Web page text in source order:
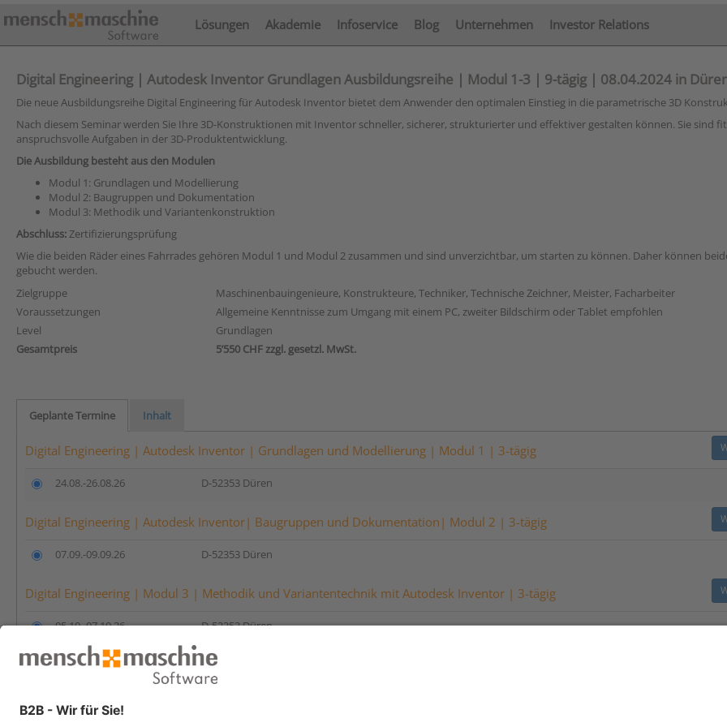
Lösungen Akademie Infoservice Blog Unternehmen Investor Relations
Digital Engineering | Autodesk Inventor Grundlagen Ausbildungsreihe | Modul 1-3 | 9-tägig | 08.04.2024 in
Die neue Ausbildungsreihe Digital Engineering für Autodesk Inventor bietet dem Anwender den optimalen Einstieg in die parametrische 3D
Nach diesem Seminar werden Sie Ihre 3D-Konstruktionen mit Inventor schneller, sicherer, strukturierter und effektiver gestalten können. Sie sind
anspruchsvolle Aufgaben in der 3D-Produktentwicklung.
Die Ausbildung besteht aus den Modulen
Modul 1: Grundlagen und Modellierung
Modul 2: Baugruppen und Dokumentation
Modul 3: Methodik und Variantenkonstruktion
Abschluss:Zertifizierungsprüfung
Wie die beiden Räder eines Fahrrades gehören Modul 1 und Modul 2 zusammen und sind unverzichtbar, um starten zu können. Daher können
gebucht werden.
Zielgruppe
Maschinenbauingenieure, Konstrukteure, Techniker, Technische Zeichner, Meister, Facharbeiter
Voraussetzungen
Allgemeine Kenntnisse zum Umgang mit einem PC, zweiter Bildschirm oder Tablet empfohlen
Level
Grundlagen
Gesamtpreis
5’550 CHF zzgl. gesetzl. MwSt.
Geplante Termine Inhalt
Digital Engineering | Autodesk Inventor | Grundlagen und Modellierung | Modul 1 | 3-tägig
24.08.-26.08.26 D-52353 Düren
Digital Engineering | Autodesk Inventor| Baugruppen und Dokumentation| Modul 2 | 3-tägig
07.09.-09.09.26 D-52353 Düren
Digital Engineering | Modul 3 | Methodik und Variantentechnik mit Autodesk Inventor | 3-tägig
05.10.-07.10.26 D-52353 Düren